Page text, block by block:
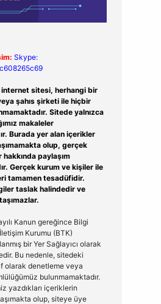
Skype:
internet sitesi, herhangi bir
şahıs şirketi ile hiçbir
Sitede yalnızca
makaleler
Burada yer alan içerikler
olup, gerçek
paylaşım
Gerçek kurum ve kişiler ile
tamamen tesadüfidir.
taslak halindedir ve
Kanun gereğince Bilgi
Kurumu (BTK)
bir Yer Sağlayıcı olarak
Bu nedenle, sitedeki
olarak denetleme veya
bulunmamaktadır.
yazdıkları içeriklerin
olup, siteye üye